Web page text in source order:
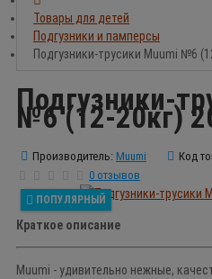
Товары для детей
Подгузники и памперсы
Подгузники-трусики Muumi №6
Подгузники-
№6 (12-20кг)
Производитель: Muumi Код
0 отзывов
ПОПУЛЯРНЫЙ
Краткое описание
Muumi - удивительно нежные,